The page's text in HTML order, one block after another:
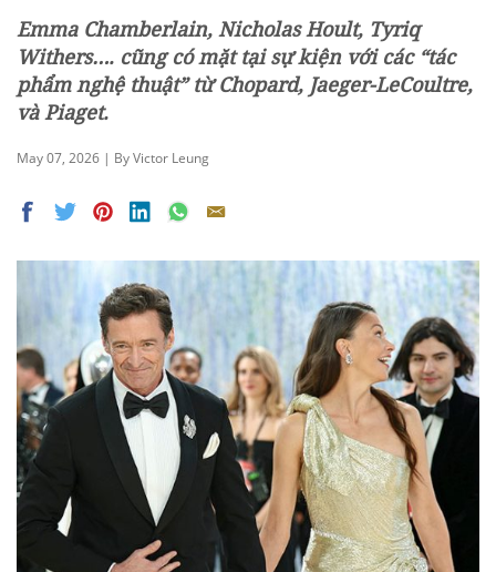
Emma Chamberlain, Nicholas Hoult, Tyriq
Withers…. cũng có mặt tại sự kiện với các “tác
phẩm nghệ thuật” từ Chopard, Jaeger-LeCoultre,
và Piaget.
May 07, 2026 | By Victor Leung